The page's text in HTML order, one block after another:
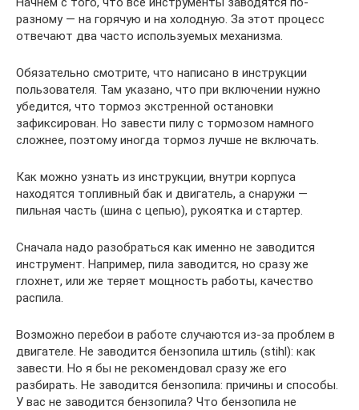
разному — на горячую и на холодную. За этот процесс
отвечают два часто используемых механизма.
Обязательно смотрите, что написано в инструкции
пользователя. Там указано, что при включении нужно
убедится, что тормоз экстренной остановки
зафиксирован. Но завести пилу с тормозом намного
сложнее, поэтому иногда тормоз лучше не включать.
Как можно узнать из инструкции, внутри корпуса
находятся топливный бак и двигатель, а снаружи —
пильная часть (шина с цепью), рукоятка и стартер.
Сначала надо разобраться как именно не заводится
инструмент. Например, пила заводится, но сразу же
глохнет, или же теряет мощность работы, качество
распила.
Возможно перебои в работе случаются из-за проблем в
двигателе. Не заводится бензопила штиль (stihl): как
завести. Но я бы не рекомендовал сразу же его
разбирать. Не заводится бензопила: причины и способы.
У вас не заводится бензопила? Что бензопила не